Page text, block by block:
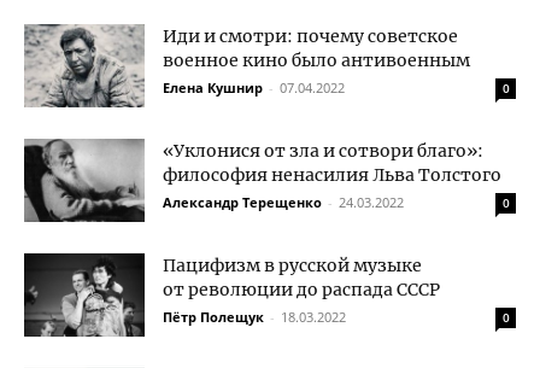
Иди и смотри: почему советское
военное кино было антивоенным
Елена Кушнир - 07.04.2022 0
«Уклонися от зла и сотвори благо»:
философия ненасилия Льва Толстого
Александр Терещенко - 24.03.2022 0
Пацифизм в русской музыке
от революции до распада СССР
Пётр Полещук - 18.03.2022 0